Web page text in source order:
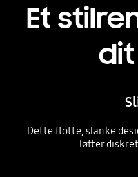
Et
Dette flotte, slanke
løfter